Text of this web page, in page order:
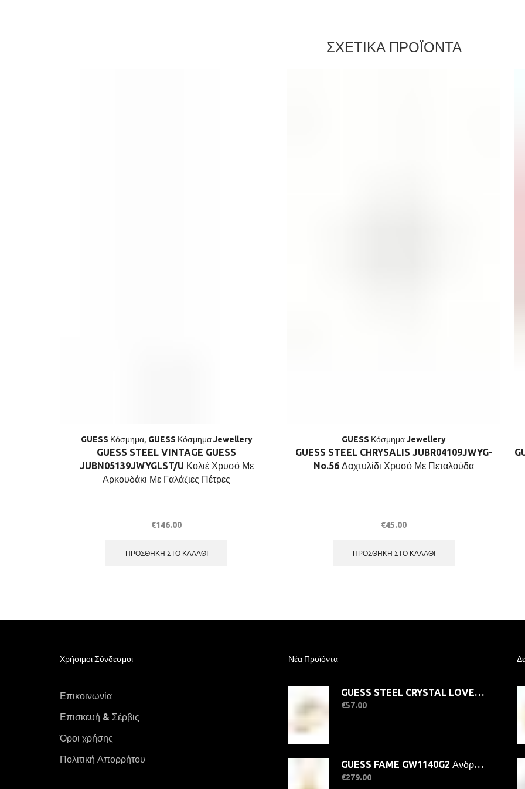
ΣΧΕΤΙΚΑ ΠΡΟΪΟΝΤΑ
GUESS Κόσμημα, GUESS Κόσμημα Jewellery
GUESS STEEL VINTAGE GUESS
JUBN05139JWYGLST/U Κολιέ Χρυσό Με
Αρκουδάκι Με Γαλάζιες Πέτρες
€146.00
ΠΡΟΣΘΉΚΗ ΣΤΟ ΚΑΛΆΘΙ
GUESS Κόσμημα Jewellery
GUESS STEEL CHRYSALIS JUBR04109JWYG-
No.56 Δαχτυλίδι Χρυσό Με Πεταλούδα
€45.00
ΠΡΟΣΘΉΚΗ ΣΤΟ ΚΑΛΆΘΙ
Χρήσιμοι Σύνδεσμοι
Επικοινωνία
Επισκευή & Σέρβις
Όροι χρήσης
Πολιτική Απορρήτου
Νέα Προϊόντα
GUESS STEEL CRYSTAL LOVE JUBR06363JWYG-No.56 Δαχτυλίδι Χρυσό Με Καρδιά
€57.00
GUESS FAME GW1140G2 Ανδρικό Ρολόι Quatrz Ακριβείας
€279.00